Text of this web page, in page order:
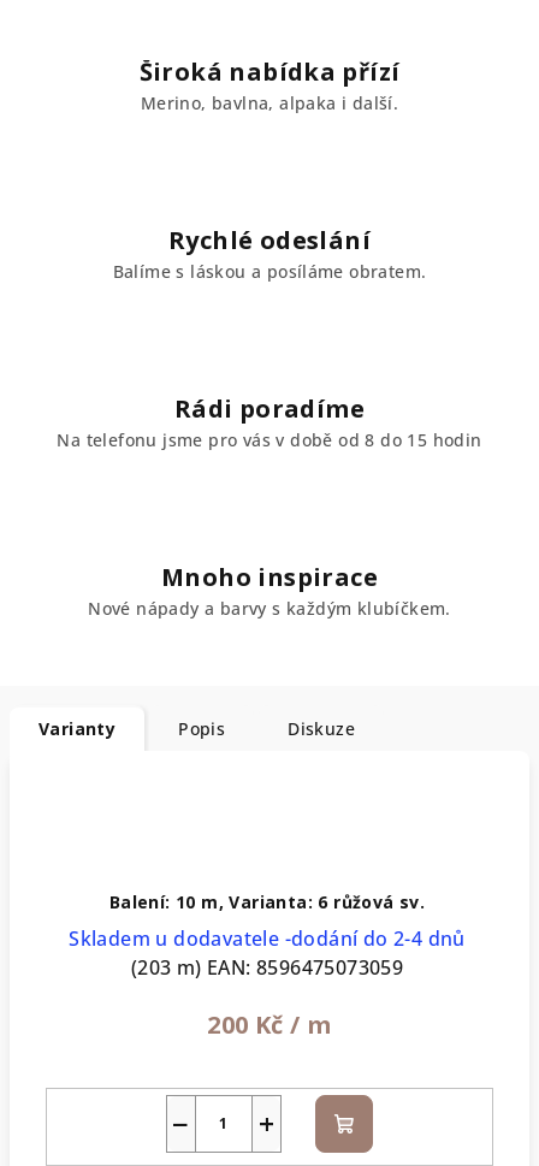
Široká nabídka přízí
Merino, bavlna, alpaka i další.
Rychlé odeslání
Balíme s láskou a posíláme obratem.
Rádi poradíme
Na telefonu jsme pro vás v době od 8 do 15 hodin
Mnoho inspirace
Nové nápady a barvy s každým klubíčkem.
Varianty Popis Diskuze
Balení: 10 m, Varianta: 6 růžová sv.
Skladem u dodavatele -dodání do 2-4 dnů
(203 m) EAN: 8596475073059
200 Kč/ m
+
− Do
košíku